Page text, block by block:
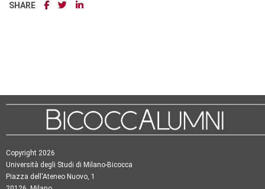
SHARE
Copyright 2026
Università degli Studi di Milano-Bicocca
Piazza dell'Ateneo Nuovo, 1